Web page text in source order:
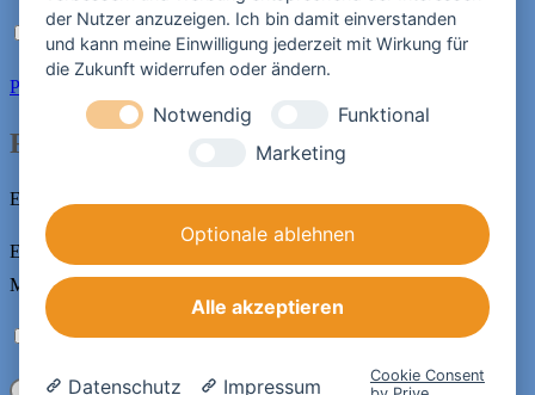
Angemeldet bleiben Anmelden
Passwort vergessen?
Registrieren
E-Mail-Adresse*Erforderlich
Ein Link zum Erstellen eines neuen Passworts wird an deine E-
Mail-Adresse gesendet.
Ich habe dieDatenschutzerklärunggelesen und stimme ihr zu.
Registrieren
der Nutzer anzuzeigen. Ich bin damit einverstanden
und kann meine Einwilligung jederzeit mit Wirkung für
die Zukunft widerrufen oder ändern.
Notwendig
Funktional
Marketing
Optionale ablehnen
Alle akzeptieren
Datenschutz Impressum
Cookie Consent